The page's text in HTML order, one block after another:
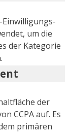
Einwilligungs-
um die
der Kategorie
der
CCPA auf. Es
primären